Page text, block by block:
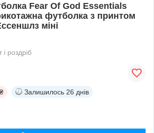
Fear Of God Essentials
футболка з принтом
міні
і роздріб
Залишилось 26 днів